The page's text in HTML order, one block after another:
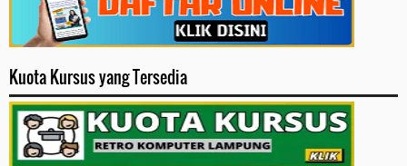
Kuota Kursus yang Tersedia